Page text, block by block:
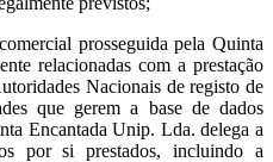
prosseguida pela Quinta
relacionadas com a prestação
Nacionais de registo de
que gerem a base de dados
Encantada Unip. Lda. delega a
por si prestados, incluindo a